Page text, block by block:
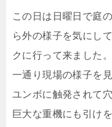
この日は日曜日で庭
ら外の様子を気にし
クに行って来ました。
一通り現場の様子を
ユンボに触発されて
巨大な重機にも引け